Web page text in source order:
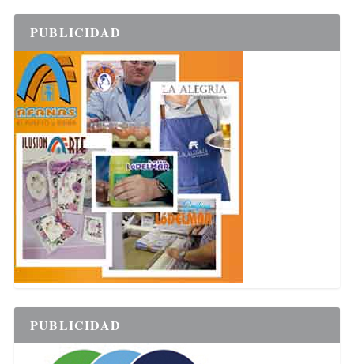
PUBLICIDAD
PUBLICIDAD